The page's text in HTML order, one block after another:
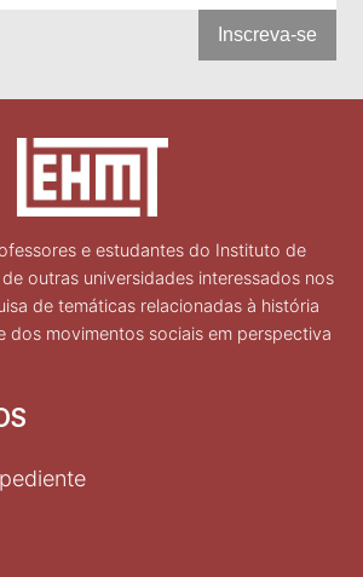
Inscreva-se
e estudantes do Instituto de
outras universidades interessados nos
de temáticas relacionadas à história
dos movimentos sociais em perspectiva